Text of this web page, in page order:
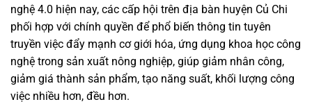
nghệ 4.0 hiện nay, các cấp hội trên địa bàn huyện Củ Chi
phối hợp với chính quyền để phổ biến thông tin tuyên
truyền việc đẩy mạnh cơ giới hóa, ứng dụng khoa học công
nghệ trong sản xuất nông nghiệp, giúp giảm nhân công,
giảm giá thành sản phẩm, tạo năng suất, khối lượng công
việc nhiều hơn, đều hơn.